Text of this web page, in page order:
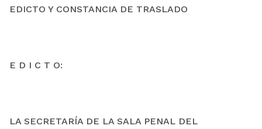
EDICTO Y CONSTANCIA DE TRASLADO
E D I C T O:
LA SECRETARÍA DE LA SALA PENAL DEL